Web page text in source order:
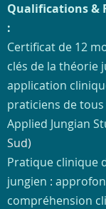
Qualifications &
:
Certificat de 12
clés de la théorie
application
praticiens de
Applied Jungian
Sud)
Pratique clinique
jungien :
compréhension